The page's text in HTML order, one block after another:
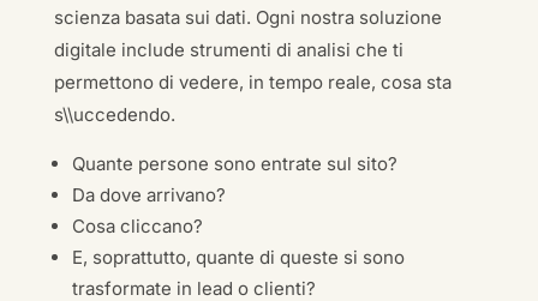
scienza basata sui dati. Ogni nostra soluzione
digitale include strumenti di analisi che ti
permettono di vedere, in tempo reale, cosa sta
s\\uccedendo.
Quante persone sono entrate sul sito?
Da dove arrivano?
Cosa cliccano?
E, soprattutto, quante di queste si sono
trasformate in lead o clienti?